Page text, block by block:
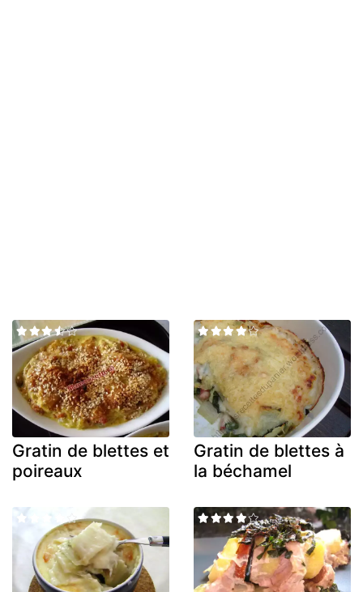
Gratin de blettes et
poireaux
Gratin de blettes à
la béchamel